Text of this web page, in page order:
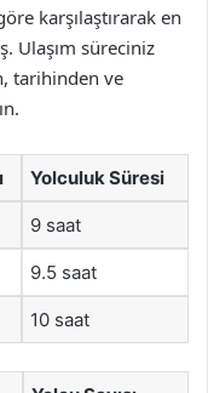
karşılaştırarak en
Ulaşım süreciniz
tarihinden ve
Yolculuk Süresi
9 saat
9.5 saat
10 saat